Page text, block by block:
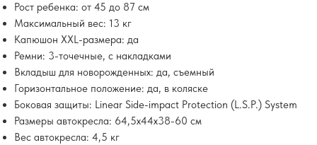
Рост ребенка: от 45 до 87 см
Максимальный вес: 13 кг
Капюшон XXL-размера: да
Ремни: 3-точечные, с накладками
Вкладыш для новорожденных: да, съемный
Горизонтальное положение: да, в коляске
Боковая защиты: Linear Side-impact Protection (L.S.P.) System
Размеры автокресла: 64,5х44х38-60 см
Вес автокресла: 4,5 кг